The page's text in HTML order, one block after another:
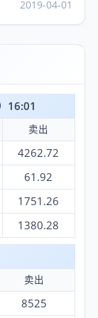
2019-04-01
16:01
卖出
4262.72
61.92
1751.26
1380.28
卖出
8525